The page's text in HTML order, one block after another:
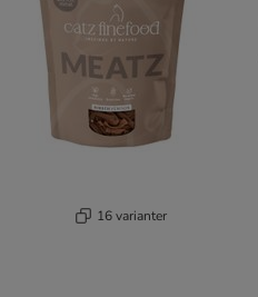
16 varianter